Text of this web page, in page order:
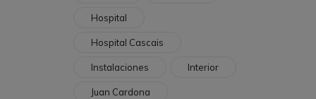
Hospital
Hospital Cascais
Instalaciones Interior
Juan Cardona